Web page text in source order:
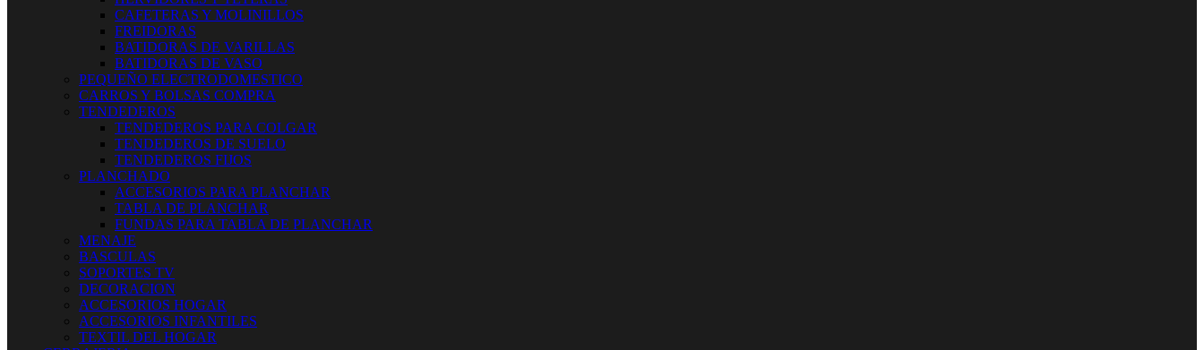
CAFETERAS Y MOLINILLOS
FREIDORAS
BATIDORAS DE VARILLAS
BATIDORAS DE VASO
PEQUEÑO ELECTRODOMESTICO
CARROS Y BOLSAS COMPRA
TENDEDEROS
TENDEDEROS PARA COLGAR
TENDEDEROS DE SUELO
TENDEDEROS FIJOS
PLANCHADO
ACCESORIOS PARA PLANCHAR
TABLA DE PLANCHAR
FUNDAS PARA TABLA DE PLANCHAR
MENAJE
BASCULAS
SOPORTES TV
DECORACION
ACCESORIOS HOGAR
ACCESORIOS INFANTILES
TEXTIL DEL HOGAR